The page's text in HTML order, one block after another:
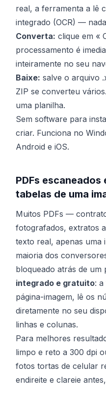
real, a ferramenta a lê
integrado (OCR) —
Converta: clique em «
processamento é
inteiramente no seu
Baixe: salve o arquivo
ZIP se converteu
uma planilha.
Sem software para
criar. Funciona no
Android e iOS.
PDFs escaneados
tabelas de uma
Muitos PDFs —
fotografados, extratos
texto real, apenas uma
maioria dos
bloqueado atrás de um
integrado e gratuito:
página-imagem, lê os
diretamente no seu
linhas e colunas.
Para melhores
limpo e reto a 300 dpi
fotos tortas de celular
endireite e clareie